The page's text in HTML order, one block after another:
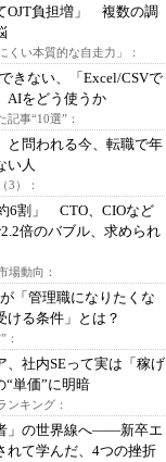
OJT負担増」 複数の調
くい本質的な自走力」：
きない、「Excel/CSVで
AIをどう使うか
事“10選”：
と問われる今、転職で年
い人
3）：
6割」 CTO、CIOなど
倍のバブル、求められ
場動向：
「管理職になりたくな
る条件」とは？
、社内SEって実は「稼げ
単価”に明暗
ンキング：
」の世界線へ――新卒エ
れて学んだ、4つの挫折